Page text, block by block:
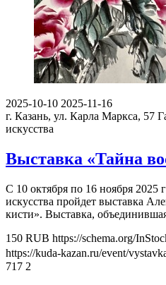
2025-10-10 2025-11-16
г. Казань, ул. Карла Маркса, 57
искусства
Выставка «Тайна
С 10 октября по 16 ноября 2025
искусства пройдет выставка
кисти». Выставка,
150 RUB https://schema.org/
https://kuda-kazan.ru/event/
717 2